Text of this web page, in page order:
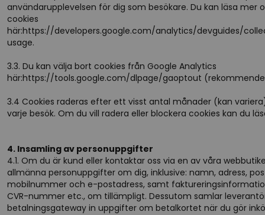
användarupplevelsen för dig som besökare. Du kan läsa mer
cookies
här:https://developers.google.com/analytics/devguides/
usage.
3.3. Du kan välja bort cookies från Google Analytics
här:https://tools.google.com/dlpage/gaoptout
3.4 Cookies raderas efter ett visst antal månader (kan
varje besök. Om du vill radera eller blockera cookies kan du
4. Insamling av personuppgifter
4.1. Om du är kund eller kontaktar oss via en av våra
allmänna personuppgifter om dig, inklusive: namn, adress,
mobilnummer och e-postadress, samt
CVR-nummer etc., om tillämpligt. Dessutom samlar
betalningsgateway in uppgifter om betalkortet när du gör